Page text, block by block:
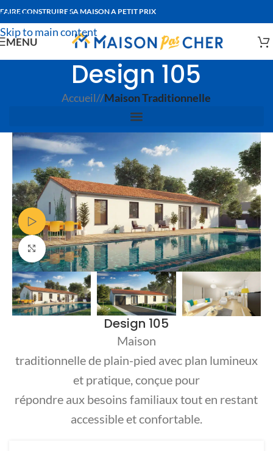
Skip to navigation
Skip to main content
FAIRE CONSTRUIRE SA MAISON A PETIT PRIX
MENU
Design 105
Accueil/ Maison Traditionnelle
Voir Vidéo
Agrandir
Design 105
Maison
traditionnelle de plain-pied avec plan lumineux
et pratique, conçue pour
répondre aux besoins familiaux tout en restant
accessible et confortable.